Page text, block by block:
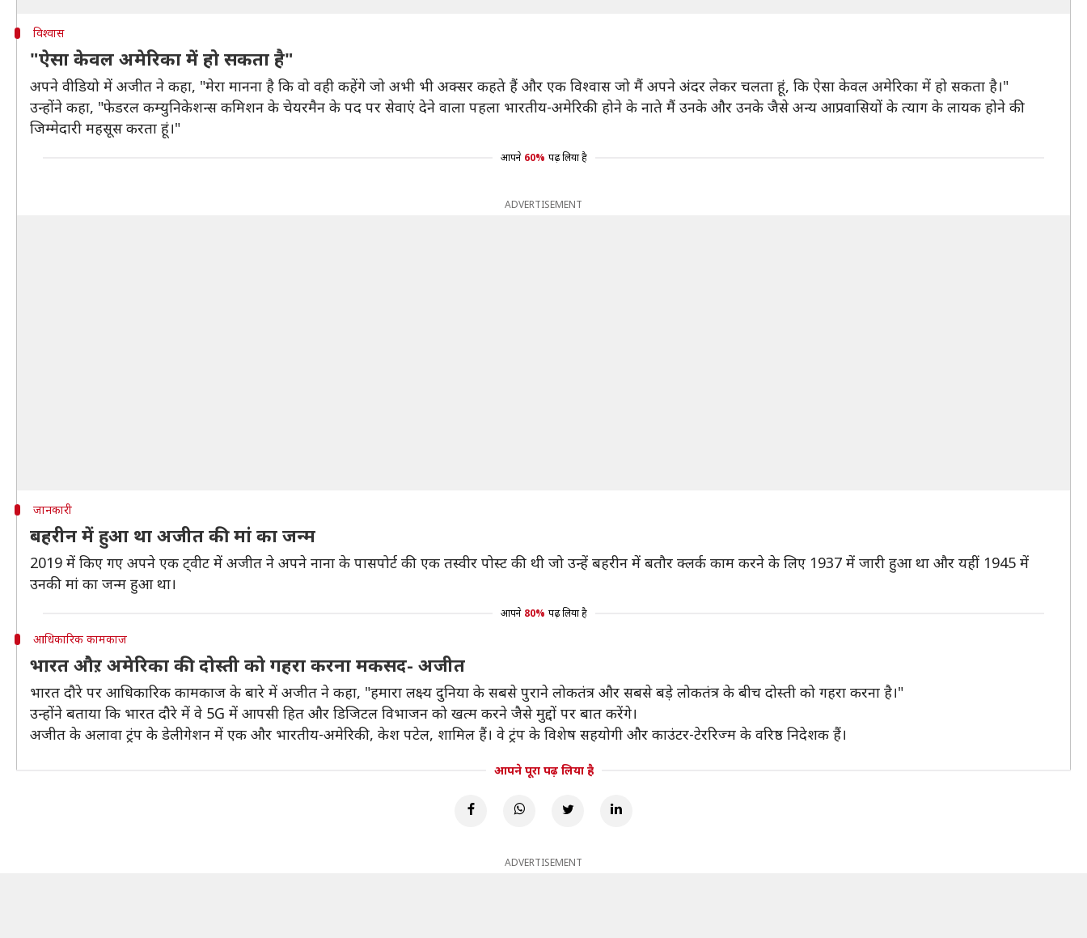
विश्वास
"ऐसा केवल अमेरिका में हो सकता है"
अपने वीडियो में अजीत ने कहा, "मेरा मानना है कि वो वही कहेंगे जो अभी भी अक्सर कहते हैं और एक विश्वास जो मैं अपने अंदर लेकर चलता हूं, कि ऐसा केवल अमेरिका में हो सकता है।"
उन्होंने कहा, "फेडरल कम्युनिकेशन्स कमिशन के चेयरमैन के पद पर सेवाएं देने वाला पहला भारतीय-अमेरिकी होने के नाते मैं उनके और उनके जैसे अन्य आप्रवासियों के त्याग के लायक होने की
जिम्मेदारी महसूस करता हूं।"
आपने 60% पढ़ लिया है
ADVERTISEMENT
जानकारी
बहरीन में हुआ था अजीत की मां का जन्म
2019 में किए गए अपने एक ट्वीट में अजीत ने अपने नाना के पासपोर्ट की एक तस्वीर पोस्ट की थी जो उन्हें बहरीन में बतौर क्लर्क काम करने के लिए 1937 में जारी हुआ था और यहीं 1945 में
उनकी मां का जन्म हुआ था।
आपने 80% पढ़ लिया है
आधिकारिक कामकाज
भारत औऱ अमेरिका की दोस्ती को गहरा करना मकसद- अजीत
भारत दौरे पर आधिकारिक कामकाज के बारे में अजीत ने कहा, "हमारा लक्ष्य दुनिया के सबसे पुराने लोकतंत्र और सबसे बड़े लोकतंत्र के बीच दोस्ती को गहरा करना है।"
उन्होंने बताया कि भारत दौरे में वे 5G में आपसी हित और डिजिटल विभाजन को खत्म करने जैसे मुद्दों पर बात करेंगे।
अजीत के अलावा ट्रंप के डेलीगेशन में एक और भारतीय-अमेरिकी, केश पटेल, शामिल हैं। वे ट्रंप के विशेष सहयोगी और काउंटर-टेररिज्म के वरिष्ठ निदेशक हैं।
आपने पूरा पढ़ लिया है
ADVERTISEMENT